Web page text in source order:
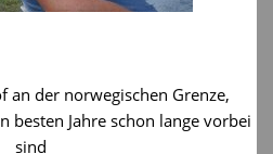
der norwegischen Grenze,
besten Jahre schon lange vorbei
sind